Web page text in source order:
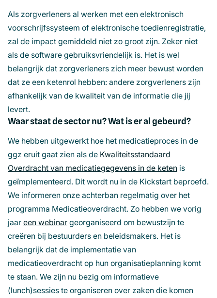
Als zorgverleners al werken met een elektronisch
voorschrijfssysteem of elektronische toedienregistratie,
zal de impact gemiddeld niet zo groot zijn. Zeker niet
als de software gebruiksvriendelijk is. Het is wel
belangrijk dat zorgverleners zich meer bewust worden
dat ze een ketenrol hebben: andere zorgverleners zijn
afhankelijk van de kwaliteit van de informatie die jij
levert.
Waar staat de sector nu? Wat is er al gebeurd?
We hebben uitgewerkt hoe het medicatieproces in de
ggz eruit gaat zien als de Kwaliteitsstandaard
Overdracht van medicatiegegevens in de keten (opent
in
een
nieuw
venster)
is
geïmplementeerd. Dit wordt nu in de Kickstart beproefd.
We informeren onze achterban regelmatig over het
programma Medicatieoverdracht. Zo hebben we vorig
jaar een webinar (opent
in
een
nieuw
venster)
georganiseerd om bewustzijn te
creëren bij bestuurders en beleidsmakers. Het is
belangrijk dat de implementatie van
medicatieoverdracht op hun organisatieplanning komt
te staan. We zijn nu bezig om informatieve
(lunch)sessies te organiseren over zaken die komen